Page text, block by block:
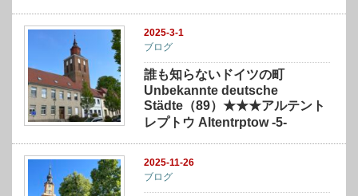
2025-3-1
ブログ
誰も知らないドイツの町
Unbekannte deutsche
Städte（89）★★★アルテント
レプトウ Altentrptow -5-
2025-11-26
ブログ